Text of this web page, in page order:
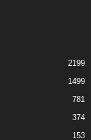
2199
1499
781
374
153